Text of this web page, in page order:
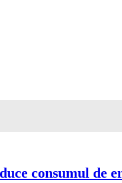
consumul de